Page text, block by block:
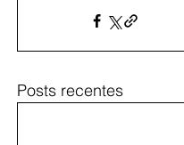
Posts recentes